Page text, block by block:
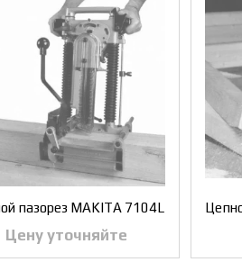
пазорез MAKITA 7104L
Цену уточняйте